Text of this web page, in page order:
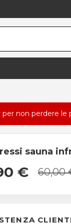
per non perdere le
sauna
€ 60,00